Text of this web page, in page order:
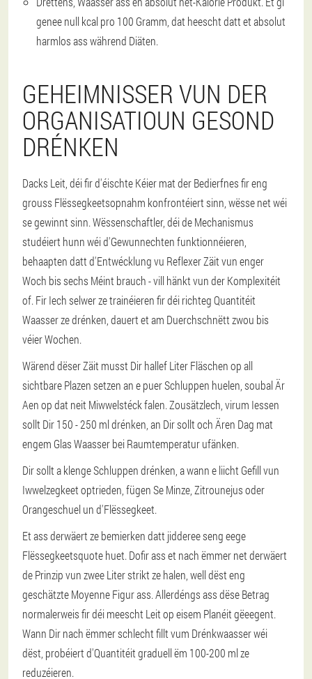
genee null kcal pro 100 Gramm, dat heescht datt et absolut
harmlos ass während Diäten.
GEHEIMNISSER VUN DER
ORGANISATIOUN GESOND
DRÉNKEN
Dacks Leit, déi fir d'éischte Kéier mat der Bedierfnes fir eng
grouss Flëssegkeetsopnahm konfrontéiert sinn, wësse net wéi
se gewinnt sinn. Wëssenschaftler, déi de Mechanismus
studéiert hunn wéi d'Gewunnechten funktionnéieren,
behaapten datt d'Entwécklung vu Reflexer Zäit vun enger
Woch bis sechs Méint brauch - vill hänkt vun der Komplexitéit
of. Fir Iech selwer ze trainéieren fir déi richteg Quantitéit
Waasser ze drénken, dauert et am Duerchschnëtt zwou bis
véier Wochen.
Wärend dëser Zäit musst Dir hallef Liter Fläschen op all
sichtbare Plazen setzen an e puer Schluppen huelen, soubal Är
Aen op dat neit Miwwelstéck falen. Zousätzlech, virum Iessen
sollt Dir 150 - 250 ml drénken, an Dir sollt och Ären Dag mat
engem Glas Waasser bei Raumtemperatur ufänken.
Dir sollt a klenge Schluppen drénken, a wann e liicht Gefill vun
Iwwelzegkeet optrieden, fügen Se Minze, Zitrounejus oder
Orangeschuel un d'Flëssegkeet.
Et ass derwäert ze bemierken datt jidderee seng eege
Flëssegkeetsquote huet. Dofir ass et nach ëmmer net derwäert
de Prinzip vun zwee Liter strikt ze halen, well dëst eng
geschätzte Moyenne Figur ass. Allerdéngs ass dëse Betrag
normalerweis fir déi meescht Leit op eisem Planéit gëeegent.
Wann Dir nach ëmmer schlecht fillt vum Drénkwaasser wéi
dëst, probéiert d'Quantitéit graduell ëm 100-200 ml ze
reduzéieren.